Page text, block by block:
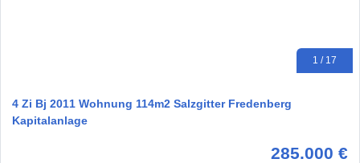
1 / 17
4 Zi Bj 2011 Wohnung 114m2 Salzgitter Fredenberg
Kapitalanlage
285.000 €